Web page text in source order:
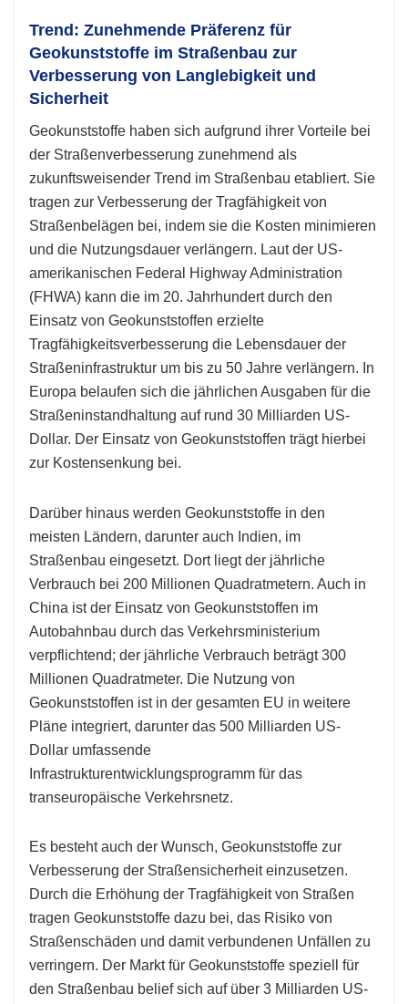
Trend: Zunehmende Präferenz für
Geokunststoffe im Straßenbau zur
Verbesserung von Langlebigkeit und
Sicherheit
Geokunststoffe haben sich aufgrund ihrer Vorteile bei
der Straßenverbesserung zunehmend als
zukunftsweisender Trend im Straßenbau etabliert. Sie
tragen zur Verbesserung der Tragfähigkeit von
Straßenbelägen bei, indem sie die Kosten minimieren
und die Nutzungsdauer verlängern. Laut der US-
amerikanischen Federal Highway Administration
(FHWA) kann die im 20. Jahrhundert durch den
Einsatz von Geokunststoffen erzielte
Tragfähigkeitsverbesserung die Lebensdauer der
Straßeninfrastruktur um bis zu 50 Jahre verlängern. In
Europa belaufen sich die jährlichen Ausgaben für die
Straßeninstandhaltung auf rund 30 Milliarden US-
Dollar. Der Einsatz von Geokunststoffen trägt hierbei
zur Kostensenkung bei.
Darüber hinaus werden Geokunststoffe in den
meisten Ländern, darunter auch Indien, im
Straßenbau eingesetzt. Dort liegt der jährliche
Verbrauch bei 200 Millionen Quadratmetern. Auch in
China ist der Einsatz von Geokunststoffen im
Autobahnbau durch das Verkehrsministerium
verpflichtend; der jährliche Verbrauch beträgt 300
Millionen Quadratmeter. Die Nutzung von
Geokunststoffen ist in der gesamten EU in weitere
Pläne integriert, darunter das 500 Milliarden US-
Dollar umfassende
Infrastrukturentwicklungsprogramm für das
transeuropäische Verkehrsnetz.
Es besteht auch der Wunsch, Geokunststoffe zur
Verbesserung der Straßensicherheit einzusetzen.
Durch die Erhöhung der Tragfähigkeit von Straßen
tragen Geokunststoffe dazu bei, das Risiko von
Straßenschäden und damit verbundenen Unfällen zu
verringern. Der Markt für Geokunststoffe speziell für
den Straßenbau belief sich auf über 3 Milliarden US-